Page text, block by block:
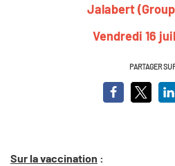
Jalabert
Vendredi 16
PARTAGER
Sur la vaccination :